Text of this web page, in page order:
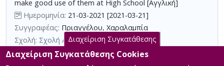
make good use of them at High School [Αγγλική]
Ημερομηνία: 21-03-2021 [2021-03-21]
Συγγραφέας: Πριαγγέλου, Χαραλαμπία
Σχολή: Σχολή Ανθρωπιστικών Επιστημών
Τμήμα: Δημιουργική Γραφή (ΔΓΡ)
Περίληψη (Abstract):
Η παρούσα εργασία μελετά τις διασκευές
Διαχείριση Συγκατάθεσης
Διαχείριση Συγκατάθεσης Cookies